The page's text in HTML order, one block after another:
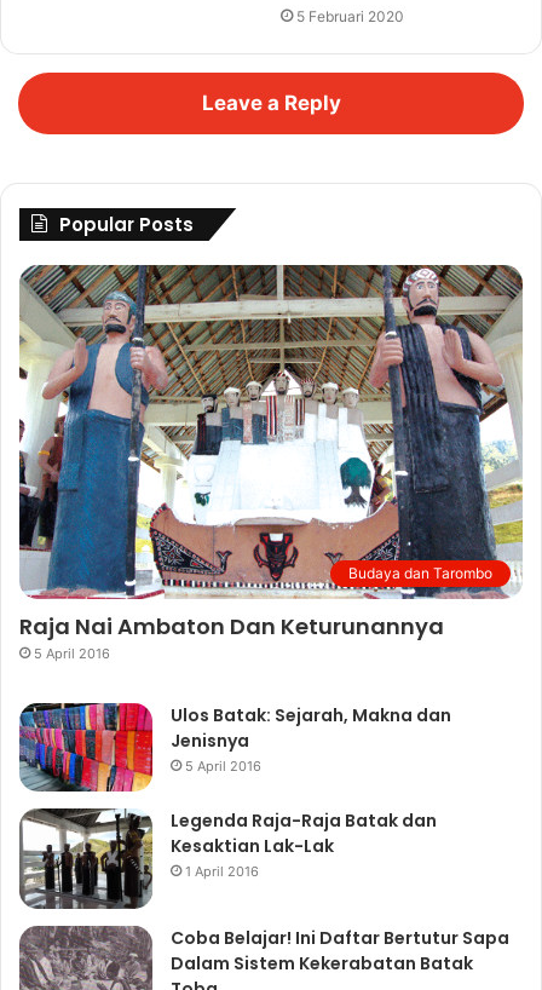
5 Februari 2020
Leave a Reply
Popular Posts
Budaya dan Tarombo
Raja Nai Ambaton Dan Keturunannya
5 April 2016
Ulos Batak: Sejarah, Makna dan
Jenisnya
5 April 2016
Legenda Raja-Raja Batak dan
Kesaktian Lak-Lak
1 April 2016
Coba Belajar! Ini Daftar Bertutur Sapa
Dalam Sistem Kekerabatan Batak